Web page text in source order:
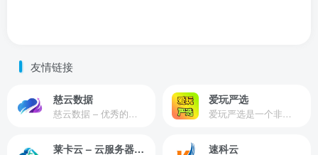
友情链接
慈云数据
慈云数据 – 优秀的云服务器服务商，提供最具有性价比的产品。慈云数据是开发者必不可少的良心云
爱玩严选
爱玩严选是一个非常有保障且性价比极高的虚拟商城，包括但不限于苹果证书、技术指导、会员充值等多种虚拟服务！
莱卡云 – 云服务器提供商 速科云